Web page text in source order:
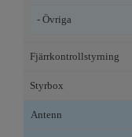
- Övriga
Fjärrkontrollstyrning
Styrbox
Antenn